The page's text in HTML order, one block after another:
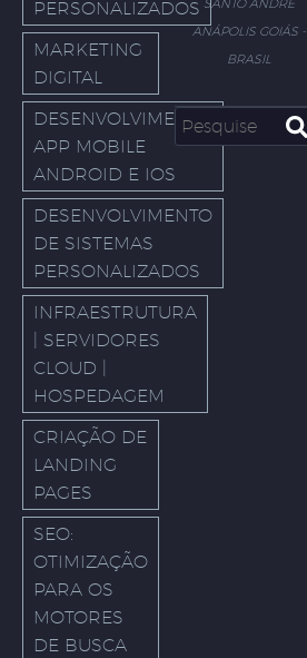
PERSONALIZADOS
MARKETING
DIGITAL
DESENVOLVIMENTO
APP MOBILE
ANDROID E IOS
DESENVOLVIMENTO
DE SISTEMAS
PERSONALIZADOS
INFRAESTRUTURA
| SERVIDORES
CLOUD |
HOSPEDAGEM
CRIAÇÃO DE
LANDING
PAGES
SEO:
OTIMIZAÇÃO
PARA OS
MOTORES
DE BUSCA
SANTO ANDRÉ
ANÁPOLIS GOIÁS -
BRASIL